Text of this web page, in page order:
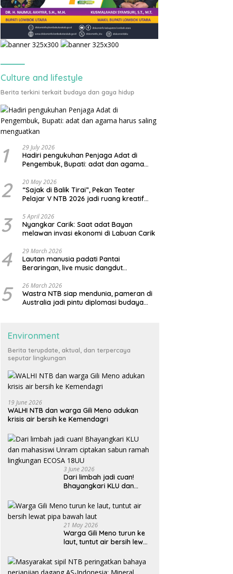
Culture and lifestyle
Berita terkini terkait budaya dan gaya hidup
1 29 July 2026
Hadiri pengukuhan Penjaga Adat di
Pengembuk, Bupati: adat dan agama
2 20 May 2026
“Sajak di Balik Tirai”, Pekan Teater
Pelajar V NTB 2026 jadi ruang kreatif
3 5 April 2026
Nyangkar Carik: Saat adat Bayan
melawan invasi ekonomi di Labuan Carik
4 29 March 2026
Lautan manusia padati Pantai
Beraringan, live music dangdut
KLU
5 26 March 2026
Wastra NTB siap mendunia, pameran di
Australia jadi pintu diplomasi budaya
Environment
Berita terupdate, aktual, dan terpercaya
seputar lingkungan
19 June 2026
WALHI NTB dan warga Gili Meno adukan
krisis air bersih ke Kemendagri
3 June 2026
Dari limbah jadi cuan!
Bhayangkari KLU dan
sabun ramah lingkungan
ECOSA 18UU
21 May 2026
Warga Gili Meno turun ke
laut, tuntut air bersih lewat